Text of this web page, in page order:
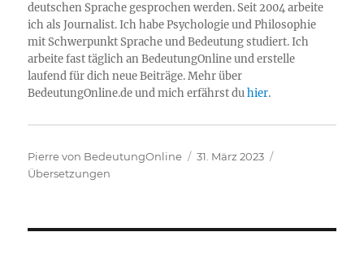
deutschen Sprache gesprochen werden. Seit 2004 arbeite
ich als Journalist. Ich habe Psychologie und Philosophie
mit Schwerpunkt Sprache und Bedeutung studiert. Ich
arbeite fast täglich an BedeutungOnline und erstelle
laufend für dich neue Beiträge. Mehr über
BedeutungOnline.de und mich erfährst duhier.
Autor
Pierre von BedeutungOnline
Veröffentlicht
31. März 2023
Übersetzungen